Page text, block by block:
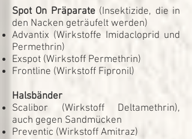
Spot On Präparate(Insektizide, die in
den Nacken geträufelt werden)
Advantix (Wirkstoffe Imidacloprid und
Permethrin)
Exspot (Wirkstoff Permethrin)
Frontline (Wirkstoff Fipronil)
Halsbänder
Scalibor (Wirkstoff Deltamethrin),
auch gegen Sandmücken
Preventic (Wirkstoff Amitraz)